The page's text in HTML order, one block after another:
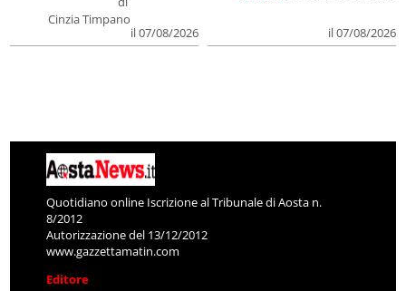
Cinzia Timpano
il 07/08/2026
il 07/08/2026
Quotidiano online Iscrizione al Tribunale di Aosta n.
8/2012
Autorizzazione del 13/12/2012
www.gazzettamatin.com
Editore